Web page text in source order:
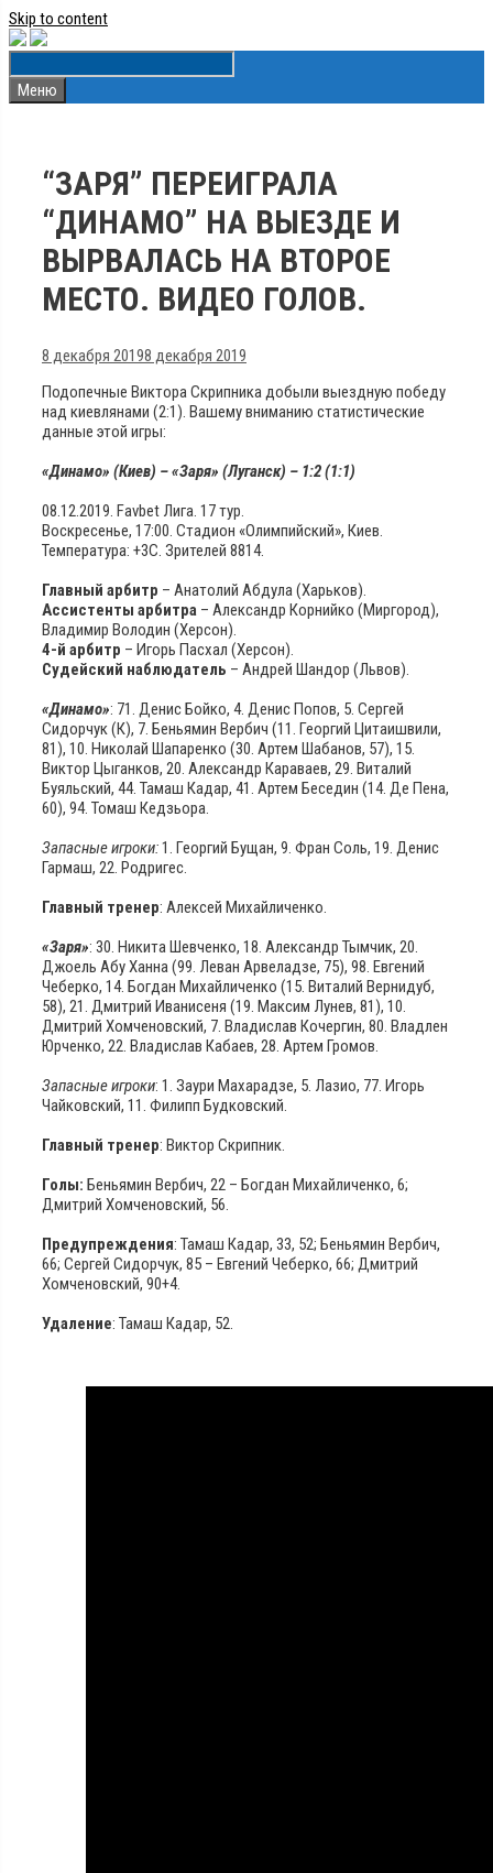
Skip to content
Меню
“ЗАРЯ” ПЕРЕИГРАЛА
“ДИНАМО” НА ВЫЕЗДЕ И
ВЫРВАЛАСЬ НА ВТОРОЕ
МЕСТО. ВИДЕО ГОЛОВ.
8 декабря 20198 декабря 2019
Подопечные Виктора Скрипника добыли выездную победу
над киевлянами (2:1). Вашему вниманию статистические
данные этой игры:
«Динамо» (Киев) – «Заря» (Луганск) – 1:2 (1:1)
08.12.2019. Favbet Лига. 17 тур.
Воскресенье, 17:00. Стадион «Олимпийский», Киев.
Температура: +3С. Зрителей 8814.
Главный арбитр – Анатолий Абдула (Харьков).
Ассистенты арбитра – Александр Корнийко (Миргород),
Владимир Володин (Херсон).
4-й арбитр – Игорь Пасхал (Херсон).
Судейский наблюдатель – Андрей Шандор (Львов).
«Динамо»: 71. Денис Бойко, 4. Денис Попов, 5. Сергей
Сидорчук (К), 7. Беньямин Вербич (11. Георгий Цитаишвили,
81), 10. Николай Шапаренко (30. Артем Шабанов, 57), 15.
Виктор Цыганков, 20. Александр Караваев, 29. Виталий
Буяльский, 44. Тамаш Кадар, 41. Артем Беседин (14. Де Пена,
60), 94. Томаш Кедзьора.
Запасные игроки:1. Георгий Бущан, 9. Фран Соль, 19. Денис
Гармаш, 22. Родригес.
Главный тренер: Алексей Михайличенко.
«Заря»: 30. Никита Шевченко, 18. Александр Тымчик, 20.
Джоель Абу Ханна (99. Леван Арвеладзе, 75), 98. Евгений
Чеберко, 14. Богдан Михайличенко (15. Виталий Вернидуб,
58), 21. Дмитрий Иванисеня (19. Максим Лунев, 81), 10.
Дмитрий Хомченовский, 7. Владислав Кочергин, 80. Владлен
Юрченко, 22. Владислав Кабаев, 28. Артем Громов.
Запасные игроки: 1. Заури Махарадзе, 5. Лазио, 77. Игорь
Чайковский, 11. Филипп Будковский.
Главный тренер: Виктор Скрипник.
Голы: Беньямин Вербич, 22 – Богдан Михайличенко, 6;
Дмитрий Хомченовский, 56.
Предупреждения: Тамаш Кадар, 33, 52; Беньямин Вербич,
66; Сергей Сидорчук, 85 – Евгений Чеберко, 66; Дмитрий
Хомченовский, 90+4.
Удаление: Тамаш Кадар, 52.